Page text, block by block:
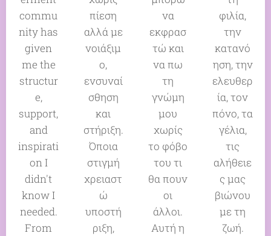
commu
nity has
given
me the
structur
e,
support,
and
inspirati
on I
didn't
know I
needed.
From
πίεση
αλλά με
νοιάξιμ
ο,
ενσυναί
σθηση
και
στήριξη.
Όποια
στιγμή
χρειαστ
ώ
υποστή
ριξη,
να
εκφρασ
τώ και
να πω
τη
γνώμη
μου
χωρίς
το φόβο
του τι
θα πουν
οι
άλλοι.
Αυτή η
φιλία,
την
κατανό
ηση, την
ελευθερ
ία, τον
πόνο, τα
γέλια,
τις
αλήθειε
ς μας
βιώνου
με τη
ζωή.